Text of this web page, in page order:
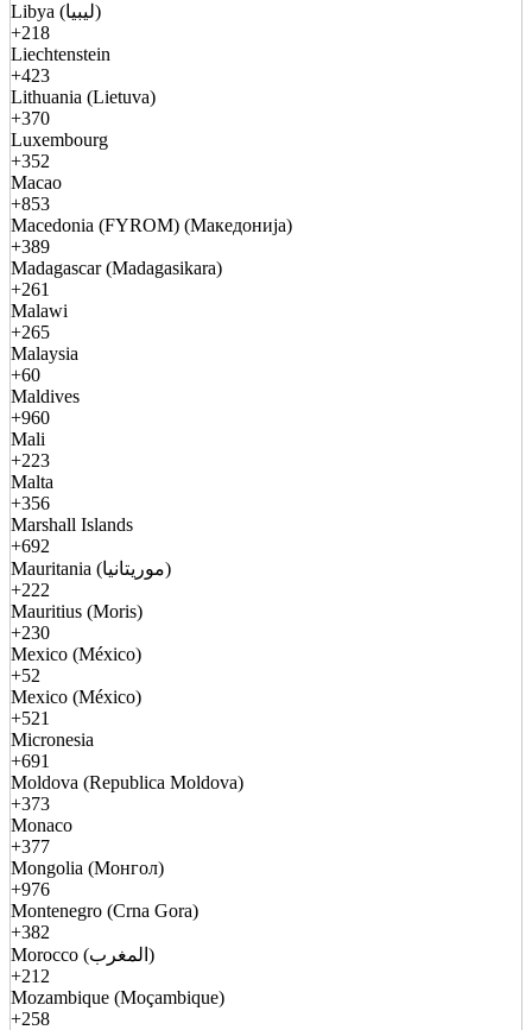
Libya (ليبيا)
+218
Liechtenstein
+423
Lithuania (Lietuva)
+370
Luxembourg
+352
Macao
+853
Macedonia (FYROM) (Македонија)
+389
Madagascar (Madagasikara)
+261
Malawi
+265
Malaysia
+60
Maldives
+960
Mali
+223
Malta
+356
Marshall Islands
+692
Mauritania (موريتانيا)
+222
Mauritius (Moris)
+230
Mexico (México)
+52
Mexico (México)
+521
Micronesia
+691
Moldova (Republica Moldova)
+373
Monaco
+377
Mongolia (Монгол)
+976
Montenegro (Crna Gora)
+382
Morocco (المغرب)
+212
Mozambique (Moçambique)
+258